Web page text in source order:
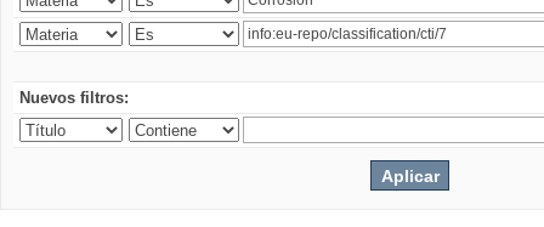
Nuevos filtros: